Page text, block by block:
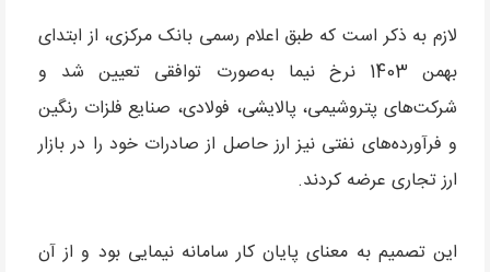
لازم به ذکر است که طبق اعلام رسمی بانک مرکزی، از ابتدای
بهمن 1403 نرخ نیما به‌صورت توافقی تعیین شد و
شرکت‌های پتروشیمی، پالایشی، فولادی، صنایع فلزات رنگین
و فرآورده‌های نفتی نیز ارز حاصل از صادرات خود را در بازار
ارز تجاری عرضه کردند.
این تصمیم به معنای پایان کار سامانه نیمایی بود و از آن